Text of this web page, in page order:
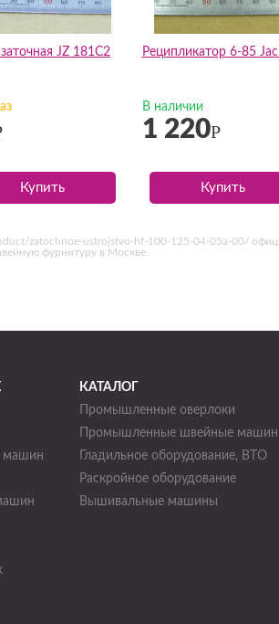
JZ 181C2
Купить
Реципликатор 6-85
В наличии
1 220Р
Купить
zatochnoe-ustrojstvo-hf-100-125-04-05a-00/
фурнитуру в Москве.
машин
КАТАЛОГ
Промышленные оверлоки
Промышленные швейные
Гладильное оборудование, ВТО
Раскройное оборудование
Вышивальные машины